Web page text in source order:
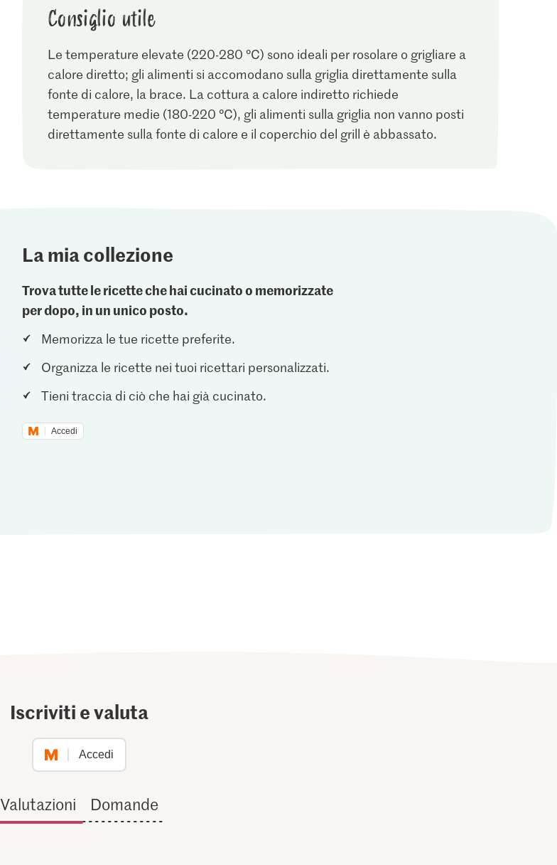
Consiglio utile
Le temperature elevate (220-280 °C) sono ideali per rosolare o grigliare a
calore diretto; gli alimenti si accomodano sulla griglia direttamente sulla
fonte di calore, la brace. La cottura a calore indiretto richiede
temperature medie (180-220 °C), gli alimenti sulla griglia non vanno posti
direttamente sulla fonte di calore e il coperchio del grill è abbassato.
La mia collezione
Trova tutte le ricette che hai cucinato o memorizzate
per dopo, in un unico posto.
Memorizza le tue ricette preferite.
Organizza le ricette nei tuoi ricettari personalizzati.
Tieni traccia di ciò che hai già cucinato.
Accedi
Iscriviti e valuta
Accedi
Valutazioni Domande